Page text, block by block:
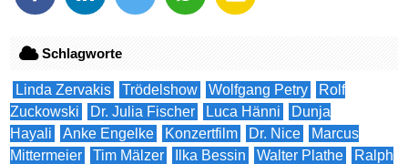
Schlagworte
Linda Zervakis Trödelshow Wolfgang Petry
Rolf
Zuckowski
Dr. Julia Fischer Luca Hänni
Dunja
Hayali
Anke Engelke Konzertfilm Dr. Nice
Marcus
Mittermeier
Tim Mälzer Ilka Bessin Walter Plathe
Ralph